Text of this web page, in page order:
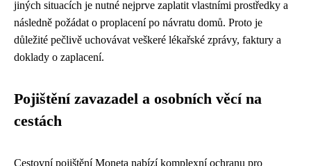
jiných situacích je nutné nejprve zaplatit vlastními prostředky a
následně požádat o proplacení po návratu domů. Proto je
důležité pečlivě uchovávat veškeré lékařské zprávy, faktury a
doklady o zaplacení.
Pojištění zavazadel a osobních věcí na
cestách
Cestovní pojištění Moneta nabízí komplexní ochranu pro